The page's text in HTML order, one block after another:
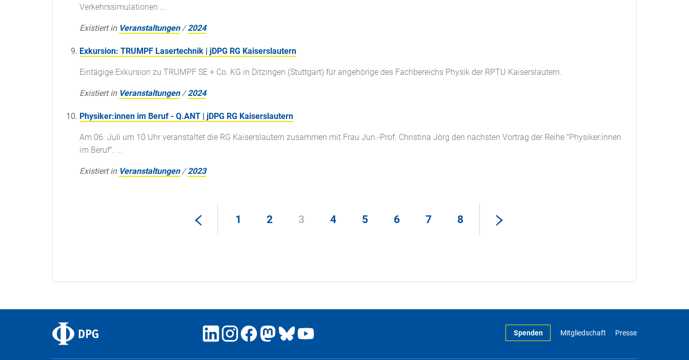
Verkehrssimulationen ...
Existiert in Veranstaltungen /2024
Exkursion: TRUMPF Lasertechnik | jDPG RG Kaiserslautern
Eintägige Exkursion zu TRUMPF SE + Co. KG in Ditzingen (Stuttgart) für angehörige des Fachbereichs Physik der RPTU Kaiserslautern.
Existiert in Veranstaltungen /2024
Physiker:innen im Beruf - Q.ANT | jDPG RG Kaiserslautern
Am 06. Juli um 10 Uhr veranstaltet die RG Kaiserslautern zusammen mit Frau Jun.-Prof. Christina Jörg den nächsten Vortrag der Reihe "Physiker:innen
im Beruf". ...
Existiert in Veranstaltungen /2023
1 2 3 4 5 6 7 8
Spenden Mitgliedschaft Presse